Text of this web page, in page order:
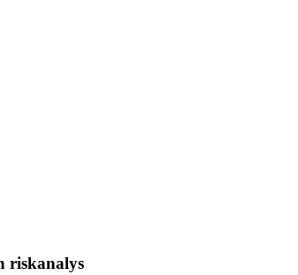
riskanalys